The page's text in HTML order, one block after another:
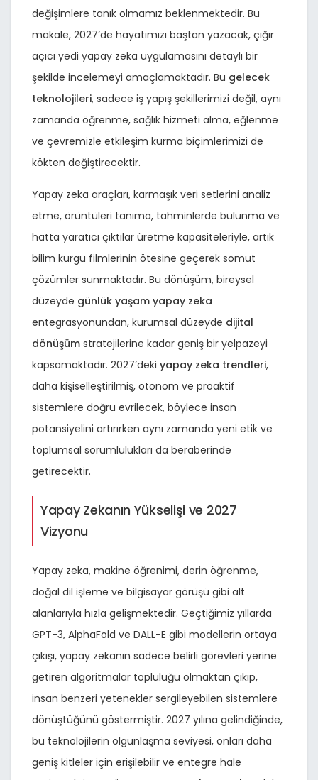
değişimlere tanık olmamız beklenmektedir. Bu
makale, 2027’de hayatımızı baştan yazacak, çığır
açıcı yedi yapay zeka uygulamasını detaylı bir
şekilde incelemeyi amaçlamaktadır. Bu gelecek
teknolojileri, sadece iş yapış şekillerimizi değil, aynı
zamanda öğrenme, sağlık hizmeti alma, eğlenme
ve çevremizle etkileşim kurma biçimlerimizi de
kökten değiştirecektir.
Yapay zeka araçları, karmaşık veri setlerini analiz
etme, örüntüleri tanıma, tahminlerde bulunma ve
hatta yaratıcı çıktılar üretme kapasiteleriyle, artık
bilim kurgu filmlerinin ötesine geçerek somut
çözümler sunmaktadır. Bu dönüşüm, bireysel
düzeyde günlük yaşam yapay zeka
entegrasyonundan, kurumsal düzeyde dijital
dönüşüm stratejilerine kadar geniş bir yelpazeyi
kapsamaktadır. 2027’deki yapay zeka trendleri,
daha kişiselleştirilmiş, otonom ve proaktif
sistemlere doğru evrilecek, böylece insan
potansiyelini artırırken aynı zamanda yeni etik ve
toplumsal sorumlulukları da beraberinde
getirecektir.
Yapay Zekanın Yükselişi ve 2027
Vizyonu
Yapay zeka, makine öğrenimi, derin öğrenme,
doğal dil işleme ve bilgisayar görüşü gibi alt
alanlarıyla hızla gelişmektedir. Geçtiğimiz yıllarda
GPT-3, AlphaFold ve DALL-E gibi modellerin ortaya
çıkışı, yapay zekanın sadece belirli görevleri yerine
getiren algoritmalar topluluğu olmaktan çıkıp,
insan benzeri yetenekler sergileyebilen sistemlere
dönüştüğünü göstermiştir. 2027 yılına gelindiğinde,
bu teknolojilerin olgunlaşma seviyesi, onları daha
geniş kitleler için erişilebilir ve entegre hale